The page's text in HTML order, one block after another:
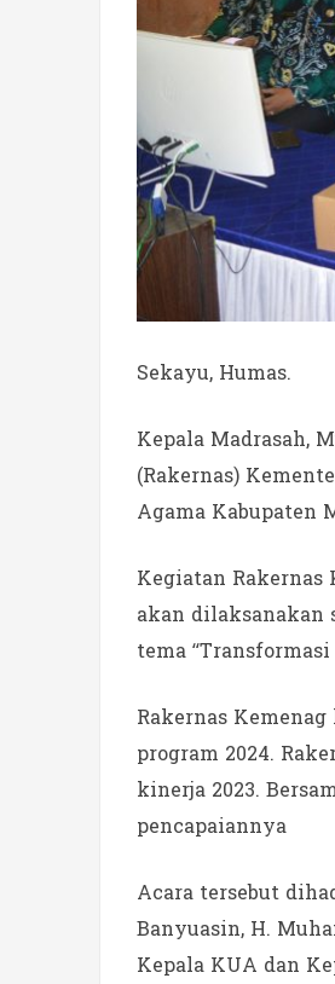
Sekayu, Humas.
Kepala Madrasah,
(Rakernas)
Agama Kabupaten
Kegiatan Rakernas
akan dilaksanakan
tema
Rakernas
program 2024.
kinerja 2023.
pencapaiannya
Acara tersebut
Banyuasin, H.
Kepala KUA dan